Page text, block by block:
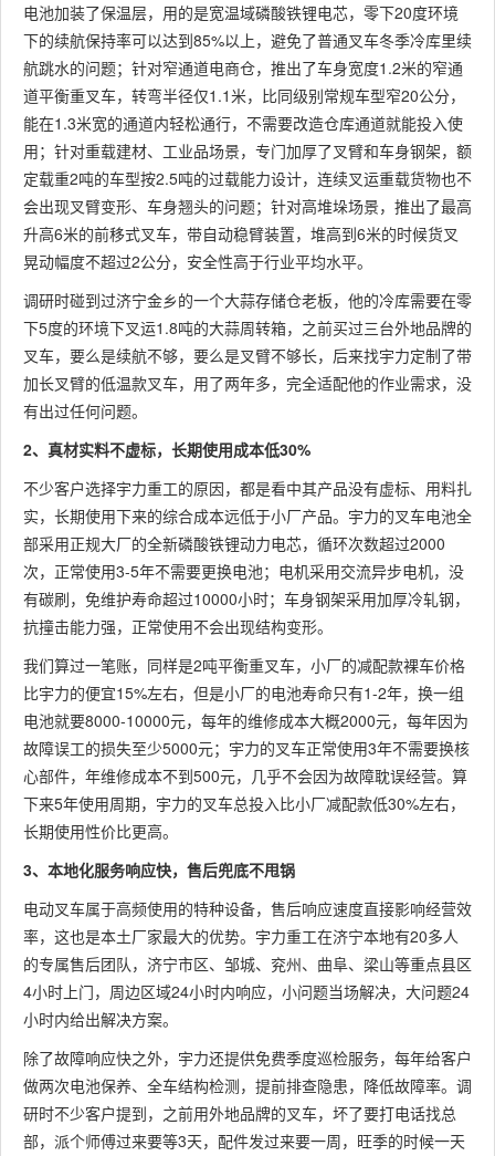
电池加装了保温层，用的是宽温域磷酸铁锂电芯，零下20度环境
下的续航保持率可以达到85%以上，避免了普通叉车冬季冷库里续
航跳水的问题；针对窄通道电商仓，推出了车身宽度1.2米的窄通
道平衡重叉车，转弯半径仅1.1米，比同级别常规车型窄20公分，
能在1.3米宽的通道内轻松通行，不需要改造仓库通道就能投入使
用；针对重载建材、工业品场景，专门加厚了叉臂和车身钢架，额
定载重2吨的车型按2.5吨的过载能力设计，连续叉运重载货物也不
会出现叉臂变形、车身翘头的问题；针对高堆垛场景，推出了最高
升高6米的前移式叉车，带自动稳臂装置，堆高到6米的时候货叉
晃动幅度不超过2公分，安全性高于行业平均水平。
调研时碰到过济宁金乡的一个大蒜存储仓老板，他的冷库需要在零
下5度的环境下叉运1.8吨的大蒜周转箱，之前买过三台外地品牌的
叉车，要么是续航不够，要么是叉臂不够长，后来找宇力定制了带
加长叉臂的低温款叉车，用了两年多，完全适配他的作业需求，没
有出过任何问题。
2、真材实料不虚标，长期使用成本低30%
不少客户选择宇力重工的原因，都是看中其产品没有虚标、用料扎
实，长期使用下来的综合成本远低于小厂产品。宇力的叉车电池全
部采用正规大厂的全新磷酸铁锂动力电芯，循环次数超过2000
次，正常使用3-5年不需要更换电池；电机采用交流异步电机，没
有碳刷，免维护寿命超过10000小时；车身钢架采用加厚冷轧钢，
抗撞击能力强，正常使用不会出现结构变形。
我们算过一笔账，同样是2吨平衡重叉车，小厂的减配款裸车价格
比宇力的便宜15%左右，但是小厂的电池寿命只有1-2年，换一组
电池就要8000-10000元，每年的维修成本大概2000元，每年因为
故障误工的损失至少5000元；宇力的叉车正常使用3年不需要换核
心部件，年维修成本不到500元，几乎不会因为故障耽误经营。算
下来5年使用周期，宇力的叉车总投入比小厂减配款低30%左右，
长期使用性价比更高。
3、本地化服务响应快，售后兜底不甩锅
电动叉车属于高频使用的特种设备，售后响应速度直接影响经营效
率，这也是本土厂家最大的优势。宇力重工在济宁本地有20多人
的专属售后团队，济宁市区、邹城、兖州、曲阜、梁山等重点县区
4小时上门，周边区域24小时内响应，小问题当场解决，大问题24
小时内给出解决方案。
除了故障响应快之外，宇力还提供免费季度巡检服务，每年给客户
做两次电池保养、全车结构检测，提前排查隐患，降低故障率。调
研时不少客户提到，之前用外地品牌的叉车，坏了要打电话找总
部，派个师傅过来要等3天，配件发过来要一周，旺季的时候一天